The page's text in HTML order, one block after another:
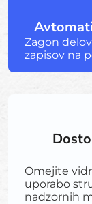
Zagon
zapisov na
Omejite
uporabo
nadzornih